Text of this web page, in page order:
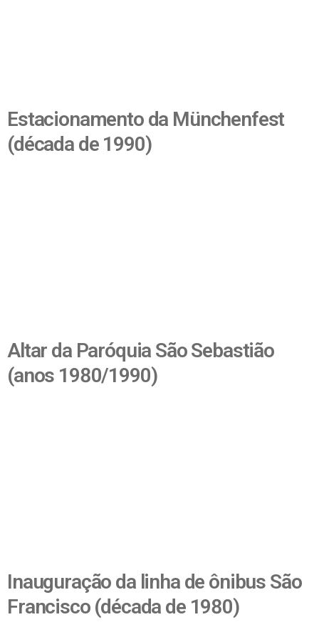
Estacionamento da Münchenfest
(década de 1990)
Altar da Paróquia São Sebastião
(anos 1980/1990)
Inauguração da linha de ônibus São
Francisco (década de 1980)